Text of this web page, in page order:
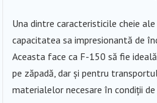
Una dintre caracteristicile cheie
capacitatea sa impresionantă de
Aceasta face ca F-150 să fie
pe zăpadă, dar și pentru
materialelor necesare în condiții de